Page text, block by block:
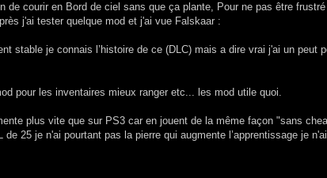
de courir en Bord de ciel sans que ça plante, Pour ne pas être
j'ai tester quelque mod et j'ai vue Falskaar :
stable je connais l’histoire de ce (DLC) mais a dire vrai j'ai un peut
pour les inventaires mieux ranger etc... les mod utile quoi.
plus vite que sur PS3 car en jouent de la même façon "sans
25 je n'ai pourtant pas la pierre qui augmente l’apprentissage je